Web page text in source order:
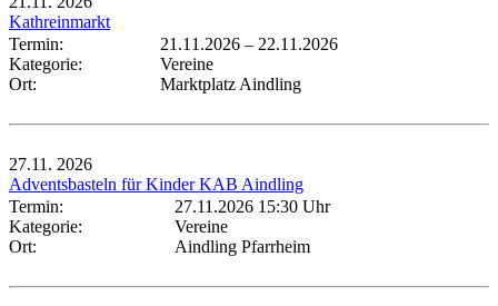
Kathreinmarkt
Termin:
21.11.2026 – 22.11.2026
Kategorie:
Vereine
Ort:
Marktplatz Aindling
27.11. 2026
Adventsbasteln für Kinder KAB Aindling
Termin:
27.11.2026 15:30 Uhr
Kategorie:
Vereine
Ort:
Aindling Pfarrheim